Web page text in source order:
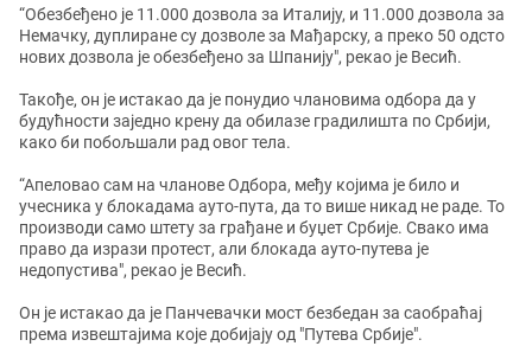
“Обезбеђено је 11.000 дозвола за Италију, и 11.000 дозвола за
Нeмачку, дуплиране су дозволе за Мађарску, а преко 50 одсто
нових дозвола је обезбеђено за Шпанију", рекао је Весић.
Такође, он је истакао да је понудио члановима одбора да у
будућности заједно крену да обилазе градилишта по Србији,
како би побољшали рад овог тела.
“Апеловао сам на чланове Одбора, међу којима је било и
учесника у блокадама ауто-пута, да то више никад не раде. То
производи само штету за грађане и буџет Србије. Свако има
право да изрази протест, али блокада ауто-путева је
недопустива", рекао је Весић.
Он је истакао да је Панчевачки мост безбедан за саобраћај
према извештајима које добијају од "Путева Србије".